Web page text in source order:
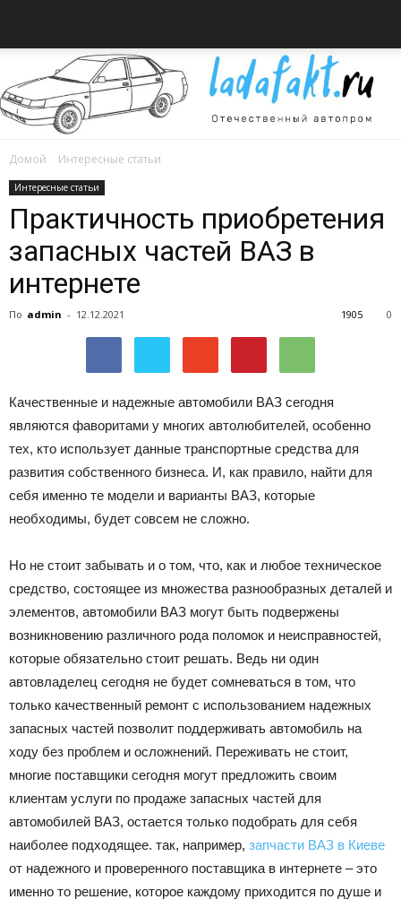
об
автомобилях
Лада
ВАЗ
Домой Интересные статьи
Интересные статьи
Практичность приобретения
запасных частей ВАЗ в
интернете
По admin - 12.12.2021 0
1905
Качественные и надежные автомобили ВАЗ сегодня
являются фаворитами у многих автолюбителей, особенно
тех, кто использует данные транспортные средства для
развития собственного бизнеса. И, как правило, найти для
себя именно те модели и варианты ВАЗ, которые
необходимы, будет совсем не сложно.
Но не стоит забывать и о том, что, как и любое техническое
средство, состоящее из множества разнообразных деталей и
элементов, автомобили ВАЗ могут быть подвержены
возникновению различного рода поломок и неисправностей,
которые обязательно стоит решать. Ведь ни один
автовладелец сегодня не будет сомневаться в том, что
только качественный ремонт с использованием надежных
запасных частей позволит поддерживать автомобиль на
ходу без проблем и осложнений. Переживать не стоит,
многие поставщики сегодня могут предложить своим
клиентам услуги по продаже запасных частей для
автомобилей ВАЗ, остается только подобрать для себя
наиболее подходящее. так, например, запчасти ВАЗ в Киеве
от надежного и проверенного поставщика в интернете – это
именно то решение, которое каждому приходится по душе и